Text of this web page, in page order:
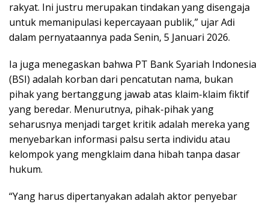
rakyat. Ini justru merupakan tindakan yang disengaja
untuk memanipulasi kepercayaan publik,” ujar Adi
dalam pernyataannya pada Senin, 5 Januari 2026.
Ia juga menegaskan bahwa PT Bank Syariah Indonesia
(BSI) adalah korban dari pencatutan nama, bukan
pihak yang bertanggung jawab atas klaim-klaim fiktif
yang beredar. Menurutnya, pihak-pihak yang
seharusnya menjadi target kritik adalah mereka yang
menyebarkan informasi palsu serta individu atau
kelompok yang mengklaim dana hibah tanpa dasar
hukum.
“Yang harus dipertanyakan adalah aktor penyebar